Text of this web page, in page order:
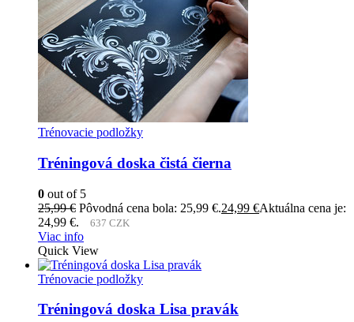
Trénovacie podložky
Tréningová doska čistá čierna
0 out of 5
25,99€ Pôvodná cena bola: 25,99 €.24,99 €Aktuálna cena je:
24,99 €.
637 CZK
Viac info
Quick View
Trénovacie podložky
Tréningová doska Lisa pravák